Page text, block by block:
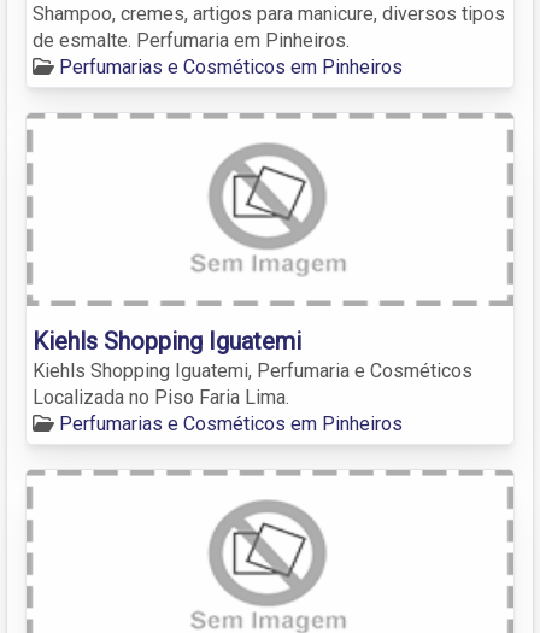
Shampoo, cremes, artigos para manicure, diversos tipos
de esmalte. Perfumaria em Pinheiros.
Perfumarias e Cosméticos em Pinheiros
Kiehls Shopping Iguatemi
Kiehls Shopping Iguatemi, Perfumaria e Cosméticos
Localizada no Piso Faria Lima.
Perfumarias e Cosméticos em Pinheiros